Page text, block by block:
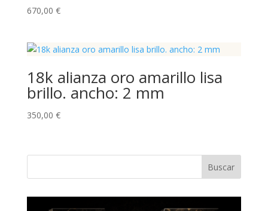
670,00 €
18k alianza oro amarillo lisa
brillo. ancho: 2 mm
350,00 €
Buscar